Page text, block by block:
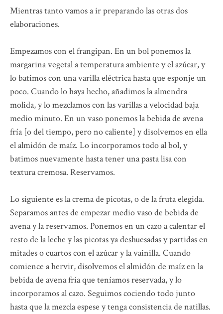
Mientras tanto vamos a ir preparando las otras dos
elaboraciones.
Empezamos con el frangipan. En un bol ponemos la
margarina vegetal a temperatura ambiente y el azúcar, y
lo batimos con una varilla eléctrica hasta que esponje un
poco. Cuando lo haya hecho, añadimos la almendra
molida, y lo mezclamos con las varillas a velocidad baja
medio minuto. En un vaso ponemos la bebida de avena
fría [o del tiempo, pero no caliente] y disolvemos en ella
el almidón de maíz. Lo incorporamos todo al bol, y
batimos nuevamente hasta tener una pasta lisa con
textura cremosa. Reservamos.
Lo siguiente es la crema de picotas, o de la fruta elegida.
Separamos antes de empezar medio vaso de bebida de
avena y la reservamos. Ponemos en un cazo a calentar el
resto de la leche y las picotas ya deshuesadas y partidas en
mitades o cuartos con el azúcar y la vainilla. Cuando
comience a hervir, disolvemos el almidón de maíz en la
bebida de avena fría que teníamos reservada, y lo
incorporamos al cazo. Seguimos cociendo todo junto
hasta que la mezcla espese y tenga consistencia de natillas.